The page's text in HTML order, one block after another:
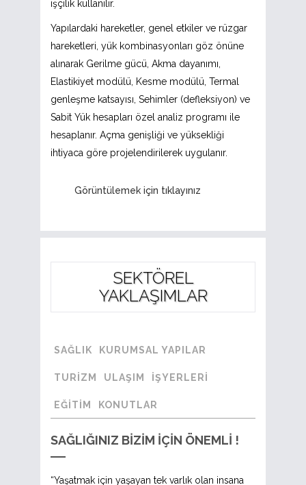
işçilik kullanılır.
Yapılardaki hareketler, genel etkiler ve rüzgar
hareketleri, yük kombinasyonları göz önüne
alınarak Gerilme gücü, Akma dayanımı,
Elastikiyet modülü, Kesme modülü, Termal
genleşme katsayısı, Sehimler (defleksiyon) ve
Sabit Yük hesapları özel analiz programı ile
hesaplanır. Açma genişliği ve yüksekliği
ihtiyaca göre projelendirilerek uygulanır.
Görüntülemek için tıklayınız
SEKTÖREL
YAKLAŞIMLAR
SAĞLIK KURUMSAL YAPILAR
TURIZM ULAŞIM İŞYERLERI
EĞITIM KONUTLAR
SAĞLIĞINIZ BİZİM İÇİN ÖNEMLİ !
“Yaşatmak için yaşayan tek varlık olan insana